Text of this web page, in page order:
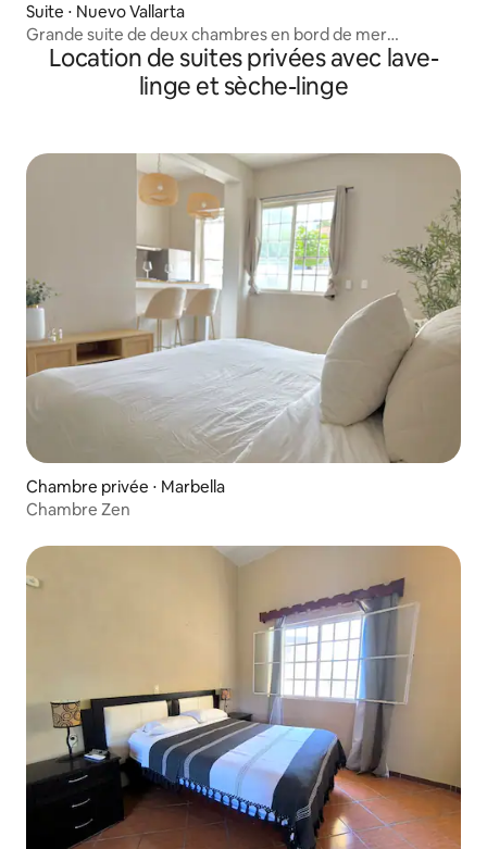
Suite ⋅ Nuevo Vallarta
Grande suite de deux chambres en bord de mer
(8 couchages)
Location de suites privées avec lave-
linge et sèche-linge
Chambre privée ⋅ Marbella
Chambre Zen